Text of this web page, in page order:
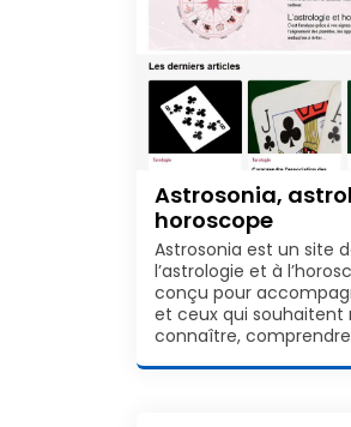
Astrosonia,
horoscope
Astrosonia est un site
l’astrologie et à
conçu pour
et ceux qui souhaitent
connaître,